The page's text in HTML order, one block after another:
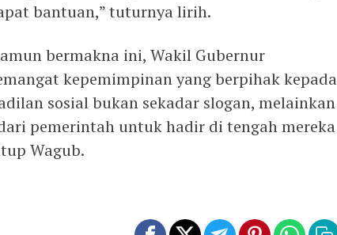
bantuan,” tuturnya lirih.
bermakna ini, Wakil Gubernur
kepemimpinan yang berpihak kepada
sosial bukan sekadar slogan, melainkan
pemerintah untuk hadir di tengah mereka
Wagub.